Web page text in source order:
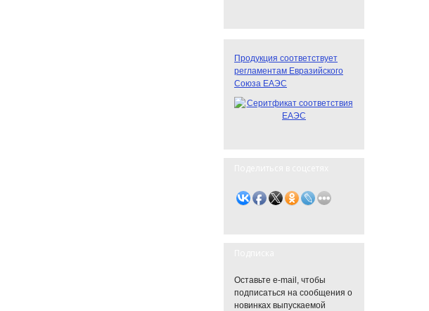
Продукция соответствует
регламентам Евразийского
Союза ЕАЭС
Оставьте e-mail, чтобы
подписаться на сообщения о
новинках выпускаемой